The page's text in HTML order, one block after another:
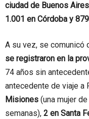
ciudad de Buenos
1.001 en Córdoba y
A su vez, se comunicó
se registraron en la
74 años sin
antecedente de viaje a
Misiones (una mujer
semanas), 2 en Santa